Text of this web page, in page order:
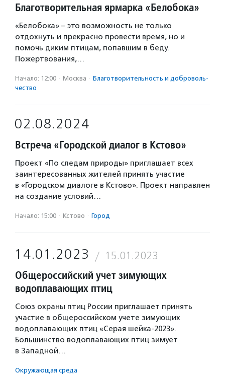
Благотворительная ярмарка «Белобока»
«Белобока» – это возможность не только
отдохнуть и прекрасно провести время, но и
помочь диким птицам, попавшим в беду.
Пожертвования,…
Начало: 12:00 · Москва · Благотвори­тель­ность и доброволь­
чест­во
02.08.2024
Встреча «Городской диалог в Кстово»
Проект «По следам природы» приглашает всех
заинтересованных жителей принять участие
в «Городском диалоге в Кстово». Проект направлен
на создание условий…
Начало: 15:00 · Кстово · Город
14.01.2023 15.01.2023
Общероссийский учет зимующих
водоплавающих птиц
Союз охраны птиц России приглашает принять
участие в общероссийском учете зимующих
водоплавающих птиц «Серая шейка-2023».
Большинство водоплавающих птиц зимует
в Западной…
Окружающая среда